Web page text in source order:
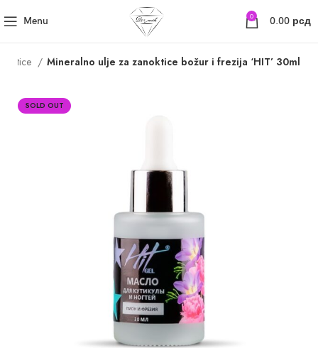
Menu 0 0.00 рсд
Mineralno ulje za zanoktice božur i frezija ‘HIT’ 30ml
SOLD OUT